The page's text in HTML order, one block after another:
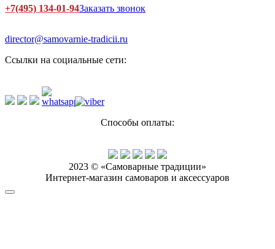
+7(495) 134-01-94Заказать звонок
director@samovarnie-tradicii.ru
Ссылки на социальные сети:
Способы оплаты:
2023 © «Самоварные традиции»
Интернет-магазин самоваров и аксессуаров